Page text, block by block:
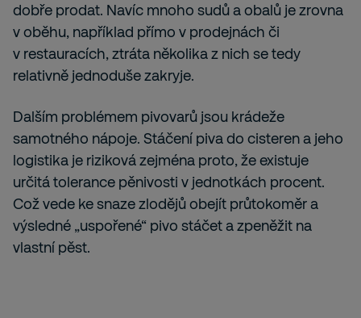
dobře prodat. Navíc mnoho sudů a obalů je zrovna
v oběhu, například přímo v prodejnách či
v restauracích, ztráta několika z nich se tedy
relativně jednoduše zakryje.
Dalším problémem pivovarů jsou krádeže
samotného nápoje. Stáčení piva do cisteren a jeho
logistika je riziková zejména proto, že existuje
určitá tolerance pěnivosti v jednotkách procent.
Což vede ke snaze zlodějů obejít průtokoměr a
výsledné „uspořené“ pivo stáčet a zpeněžit na
vlastní pěst.